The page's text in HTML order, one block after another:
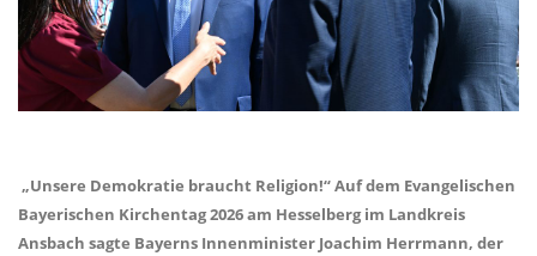
Unsere Demokratie braucht Religion!“ Auf dem Evangelischen
Bayerischen Kirchentag 2026 am Hesselberg im Landkreis
Ansbach sagte Bayerns Innenminister Joachim Herrmann, der